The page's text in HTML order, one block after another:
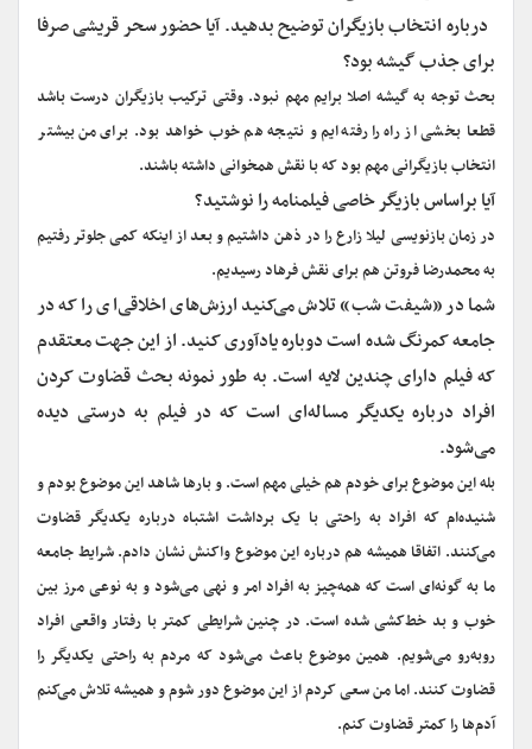
درباره انتخاب بازیگران توضیح بدهید. آیا حضور سحر قریشی صرفا
برای جذب گیشه بود؟
بحث توجه به گیشه اصلا برایم مهم نبود. وقتی ترکیب بازیگران درست باشد
قطعا بخشی از راه را رفته‌ایم و نتیجه هم خوب خواهد بود. برای من بیشتر
انتخاب بازیگرانی مهم بود که با نقش همخوانی داشته باشند.
آیا براساس بازیگر خاصی فیلمنامه را نوشتید؟
در زمان بازنویسی لیلا زارع را در ذهن داشتیم و بعد از اینکه کمی جلوتر رفتیم
به محمدرضا فروتن هم برای نقش فرهاد رسیدیم.
شما در «شیفت شب» تلاش می‌کنید ارزش‌های اخلاقی‌ای را که در
جامعه کمرنگ شده است دوباره یادآوری کنید. از این جهت معتقدم
که فیلم دارای چندین لایه است. به طور نمونه بحث قضاوت کردن
افراد درباره یکدیگر مساله‌ای است که در فیلم به درستی دیده
می‌شود.
بله این موضوع برای خودم هم خیلی مهم است. و بارها شاهد این موضوع بودم و
شنیده‌ام که افراد به راحتی با یک برداشت اشتباه درباره یکدیگر قضاوت
می‌کنند. اتفاقا همیشه هم درباره این موضوع واکنش نشان دادم. شرایط جامعه
ما به گونه‌ای است که همه‌چیز به افراد امر و نهی می‌شود و به نوعی مرز بین
خوب و بد خط‌کشی شده است. در چنین شرایطی کمتر با رفتار واقعی افراد
روبه‌رو می‌شویم. همین موضوع باعث می‌شود که مردم به راحتی یکدیگر را
قضاوت کنند. اما من سعی کردم از این موضوع دور شوم و همیشه تلاش می‌کنم
آدم‌ها را کمتر قضاوت کنم.